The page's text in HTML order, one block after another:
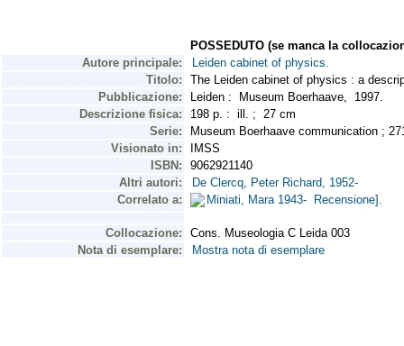
POSSEDUTO (se manca la
Autore principale:
Leiden cabinet of physics.
Titolo:
The Leiden cabinet of physics : a
Pubblicazione:
Leiden : Museum Boerhaave, 1997.
Descrizione fisica:
198 p. : ill. ; 27 cm
Serie:
Museum Boerhaave communication ;
Visionato in:
IMSS
ISBN:
9062921140
Altri autori:
De Clercq, Peter Richard, 1952-
Correlato a:
Miniati, Mara 1943- Recensione].
Collocazione:
Cons. Museologia C Leida 003
Nota di esemplare:
Mostra nota di esemplare